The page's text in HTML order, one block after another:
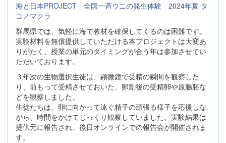
海と日本PROJECT 全国一斉ウニの発生体験 2024年夏 タ
コノマクラ
群馬県では、気軽に海で教材を確保してくるのは困難です。
実験材料を無償提供していただける本プロジェクトは大変あ
りがたく、授業の単元のタイミングが合う年は参加させてい
ただいております。
３年次の生物選択生徒は、顕微鏡で受精の瞬間を観察した
り、前もって受精させておいた、卵割後の受精卵や原腸胚な
どを観察しました。
生徒たちは、卵に向かって泳ぐ精子の頑張る様子を応援しな
がら、時間をかけてじっくり観察していました。実験結果は
提供元に報告され、後日オンラインでの報告会が開催されま
す。